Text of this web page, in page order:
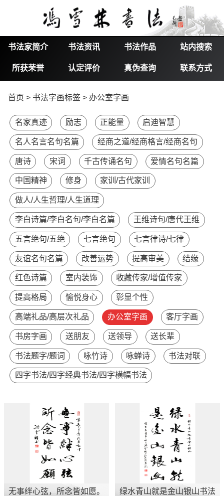
书法家简介 书法资讯 书法作品 站内搜索
所获荣誉 认定评价 真伪查询 联系方式
首页 > 书法字画标签 > 办公室字画
名家真迹 励志 正能量 启迪智慧
名人名言名句名篇 经商之道/经商格言/经商名句
唐诗 宋词 千古传诵名句 爱情名句名篇
中国精神 修身 家训/古代家训
做人/人生哲理/人生道理
李白诗篇/李白名句/李白名篇 王维诗句/唐代王维
五言绝句/五绝 七言绝句 七言律诗/七律
友谊名句名篇 改善运势 提高审美 结缘
红色诗篇 室内装饰 收藏传家/增值传家
提高格局 愉悦身心 彰显个性
高端礼品/高层次礼品 办公室字画 客厅字画
书房字画 送朋友 送领导 送长辈
书法题字/题词 咏竹诗 咏蝉诗 书法对联
四字书法/四字经典书法/四字横幅书法
无事绊心弦，所念皆如愿。
绿水青山就是金山银山书法